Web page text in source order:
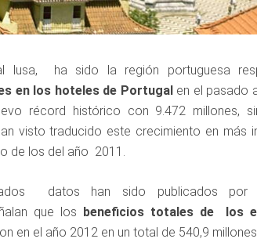
lusa, ha sido la región portuguesa
en los hoteles de Portugal en el pasado
récord histórico con 9.472 millones,
visto traducido este crecimiento en más
de los del año 2011.
datos han sido publicados
que los
beneficios totales de los
en el año 2012 en un total de 540,9